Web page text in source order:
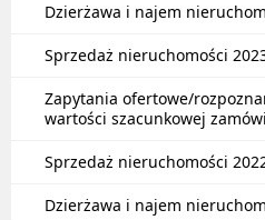
Dzierżawa i najem
Sprzedaż nieruchomości
Zapytania ofertowe/
wartości szacunkowej
Sprzedaż nieruchomości
Dzierżawa i najem